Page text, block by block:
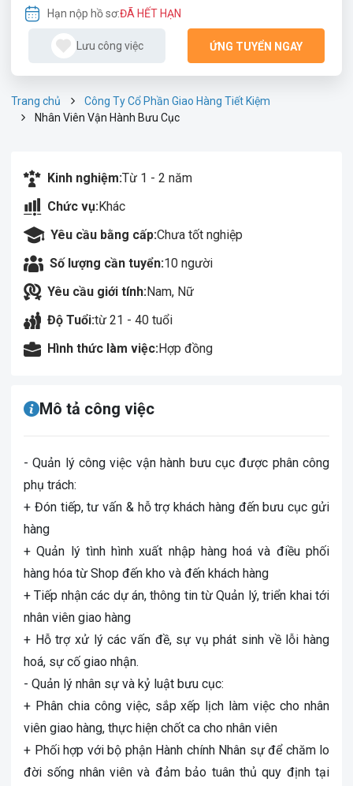
Hạn nộp hồ sơ:ĐÃ HẾT HẠN
Lưu công việc ỨNG TUYỂN NGAY
Trang chủ
Công Ty Cổ Phần Giao Hàng Tiết Kiệm
Nhân Viên Vận Hành Bưu Cục
Kinh nghiệm:Từ 1 - 2 năm
Chức vụ:Khác
Yêu cầu bằng cấp:Chưa tốt nghiệp
Số lượng cần tuyển:10 người
Yêu cầu giới tính:Nam, Nữ
Độ Tuổi:từ 21 - 40 tuổi
Hình thức làm việc:Hợp đồng
Mô tả công việc
- Quản lý công việc vận hành bưu cục được phân công
phụ trách:
+ Đón tiếp, tư vấn & hỗ trợ khách hàng đến bưu cục gửi
hàng
+ Quản lý tình hình xuất nhập hàng hoá và điều phối
hàng hóa từ Shop đến kho và đến khách hàng
+ Tiếp nhận các dự án, thông tin từ Quản lý, triển khai tới
nhân viên giao hàng
+ Hỗ trợ xử lý các vấn đề, sự vụ phát sinh về lỗi hàng
hoá, sự cố giao nhận.
- Quản lý nhân sự và kỷ luật bưu cục:
+ Phân chia công việc, sắp xếp lịch làm việc cho nhân
viên giao hàng, thực hiện chốt ca cho nhân viên
+ Phối hợp với bộ phận Hành chính Nhân sự để chăm lo
đời sống nhân viên và đảm bảo tuân thủ quy định tại